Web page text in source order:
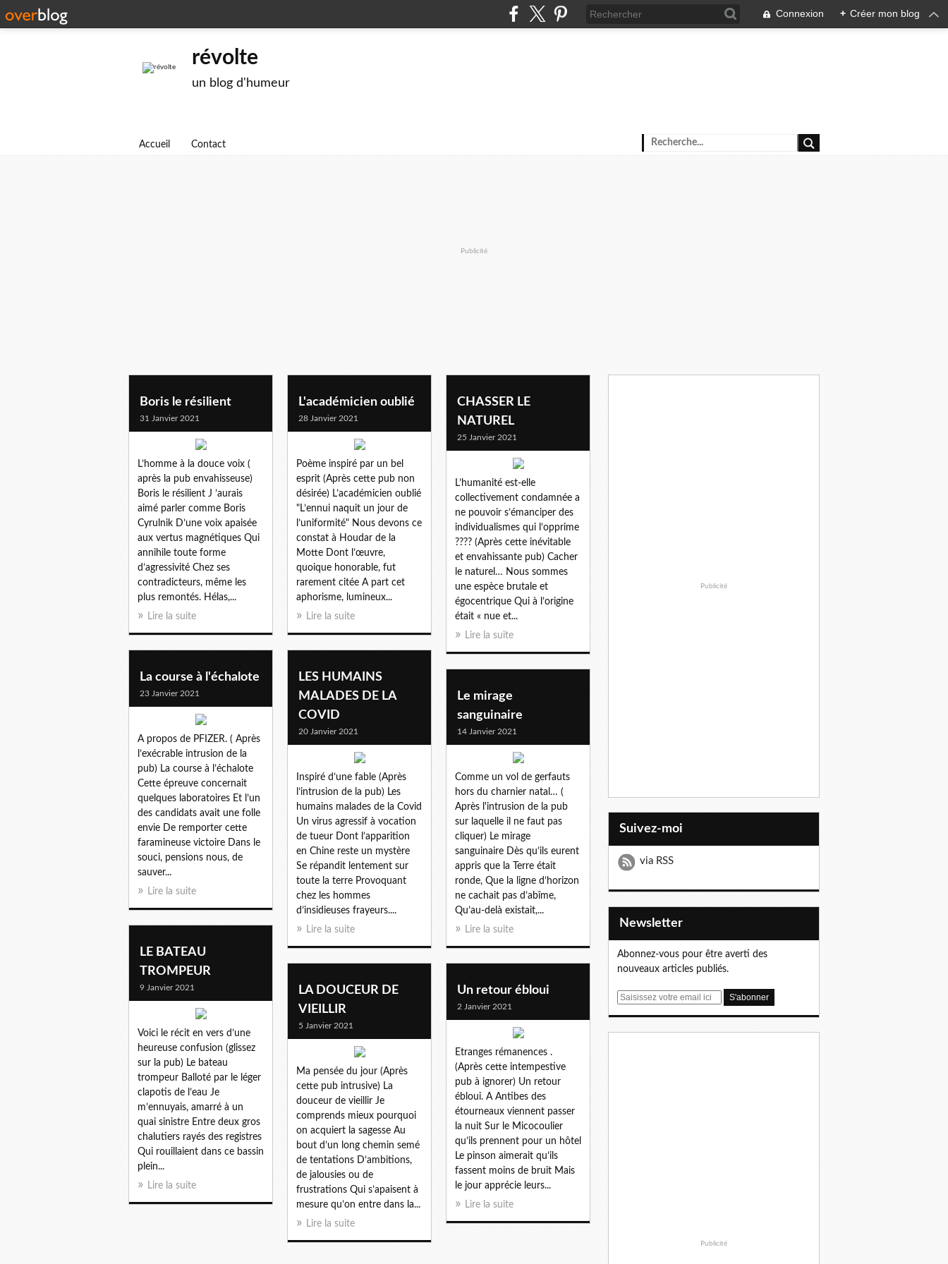
Connexion + Créer mon blog
révolte
un blog d'humeur
Accueil Contact
Publicité
Boris le résilient
31 Janvier 2021
L’homme à la douce voix (
après la pub envahisseuse)
Boris le résilient J ’aurais
aimé parler comme Boris
Cyrulnik D’une voix apaisée
aux vertus magnétiques Qui
annihile toute forme
d’agressivité Chez ses
contradicteurs, même les
plus remontés. Hélas,...
Lire la suite
L'académicien oublié
28 Janvier 2021
Poème inspiré par un bel
esprit (Après cette pub non
désirée) L’académicien oublié
"L’ennui naquit un jour de
l’uniformité" Nous devons ce
constat à Houdar de la
Motte Dont l’œuvre,
quoique honorable, fut
rarement citée A part cet
aphorisme, lumineux...
Lire la suite
CHASSER LE
NATUREL
25 Janvier 2021
L’humanité est-elle
collectivement condamnée a
ne pouvoir s’émanciper des
individualismes qui l’opprime
???? (Après cette inévitable
et envahissante pub) Cacher
le naturel… Nous sommes
une espèce brutale et
égocentrique Qui à l’origine
était « nue et...
Lire la suite
La course à l'échalote
23 Janvier 2021
A propos de PFIZER. ( Après
l’exécrable intrusion de la
pub) La course à l’échalote
Cette épreuve concernait
quelques laboratoires Et l’un
des candidats avait une folle
envie De remporter cette
faramineuse victoire Dans le
souci, pensions nous, de
sauver...
Lire la suite
LES HUMAINS
MALADES DE LA
COVID
20 Janvier 2021
Inspiré d’une fable (Après
l’intrusion de la pub) Les
humains malades de la Covid
Un virus agressif à vocation
de tueur Dont l’apparition
en Chine reste un mystère
Se répandit lentement sur
toute la terre Provoquant
chez les hommes
d’insidieuses frayeurs....
Lire la suite
Le mirage
sanguinaire
14 Janvier 2021
Comme un vol de gerfauts
hors du charnier natal… (
Après l'intrusion de la pub
sur laquelle il ne faut pas
cliquer) Le mirage
sanguinaire Dès qu’ils eurent
appris que la Terre était
ronde, Que la ligne d’horizon
ne cachait pas d’abîme,
Qu’au-delà existait,...
Lire la suite
LE BATEAU
TROMPEUR
9 Janvier 2021
Voici le récit en vers d’une
heureuse confusion (glissez
sur la pub) Le bateau
trompeur Balloté par le léger
clapotis de l’eau Je
m’ennuyais, amarré à un
quai sinistre Entre deux gros
chalutiers rayés des registres
Qui rouillaient dans ce bassin
plein...
Lire la suite
LA DOUCEUR DE
VIEILLIR
5 Janvier 2021
Ma pensée du jour (Après
cette pub intrusive) La
douceur de vieillir Je
comprends mieux pourquoi
on acquiert la sagesse Au
bout d’un long chemin semé
de tentations D’ambitions,
de jalousies ou de
frustrations Qui s’apaisent à
mesure qu’on entre dans la...
Lire la suite
Un retour ébloui
2 Janvier 2021
Etranges rémanences .
(Après cette intempestive
pub à ignorer) Un retour
ébloui. A Antibes des
étourneaux viennent passer
la nuit Sur le Micocoulier
qu’ils prennent pour un hôtel
Le pinson aimerait qu’ils
fassent moins de bruit Mais
le jour apprécie leurs...
Lire la suite
Publicité
Suivez-moi
via RSS
Newsletter
Abonnez-vous pour être averti des
nouveaux articles publiés.
E
Publicité